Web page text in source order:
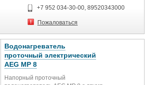
водоразборных узлов. Мощность
27 кВт. Напорный (закрытого типа)
проточный водонагреватель,
более водоразборных точек.
Достоинства модели проточного
водонагревателя AEG DDLE Basis
+7 952 034-30-00, 89520343000
Пожаловаться
Водонагреватель
проточный электрический
AEG MP 8
Напорный проточный